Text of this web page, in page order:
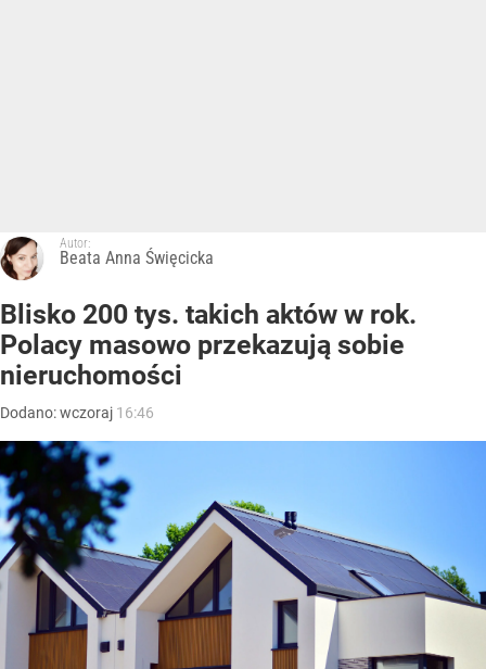
Autor:
Beata Anna Święcicka
Blisko 200 tys. takich aktów w rok.
Polacy masowo przekazują sobie
nieruchomości
Dodano:wczoraj 16:46